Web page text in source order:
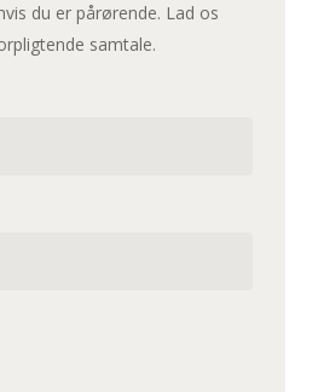
du er pårørende. Lad os
samtale.